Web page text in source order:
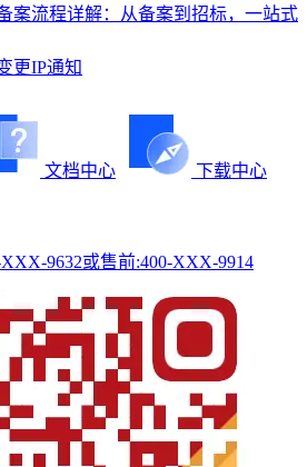
案流程详解：从备案到招标，一站式
更IP通知
文档中心
下载中心
9632或售前:400-XXX-9914